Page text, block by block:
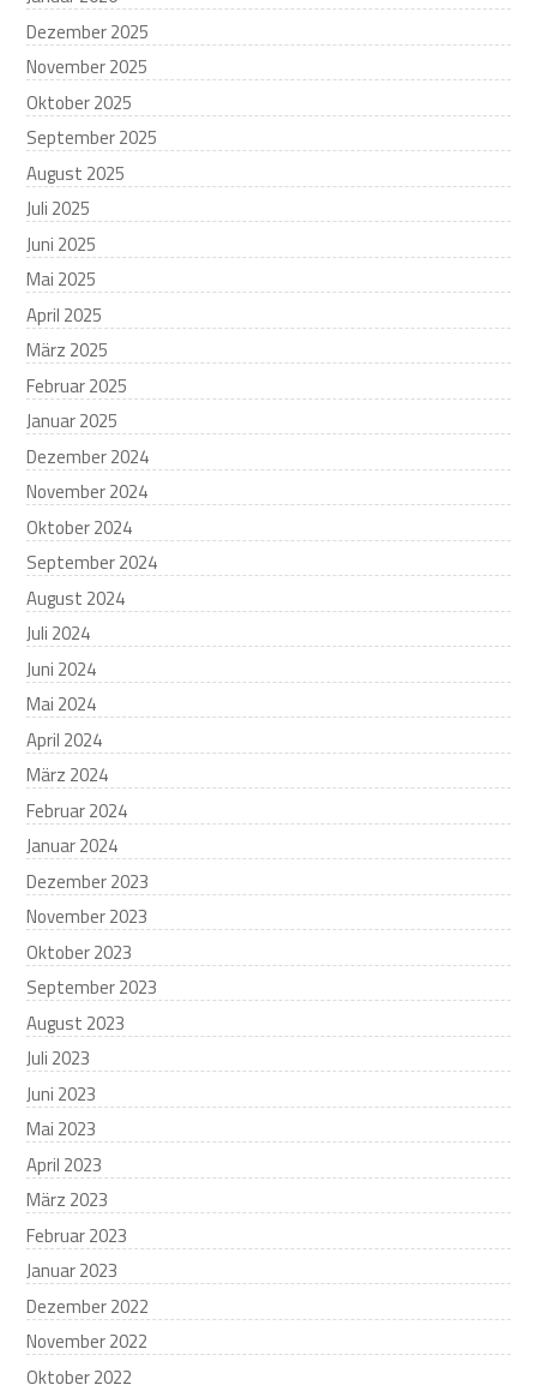
Dezember 2025
November 2025
Oktober 2025
September 2025
August 2025
Juli 2025
Juni 2025
Mai 2025
April 2025
März 2025
Februar 2025
Januar 2025
Dezember 2024
November 2024
Oktober 2024
September 2024
August 2024
Juli 2024
Juni 2024
Mai 2024
April 2024
März 2024
Februar 2024
Januar 2024
Dezember 2023
November 2023
Oktober 2023
September 2023
August 2023
Juli 2023
Juni 2023
Mai 2023
April 2023
März 2023
Februar 2023
Januar 2023
Dezember 2022
November 2022
Oktober 2022